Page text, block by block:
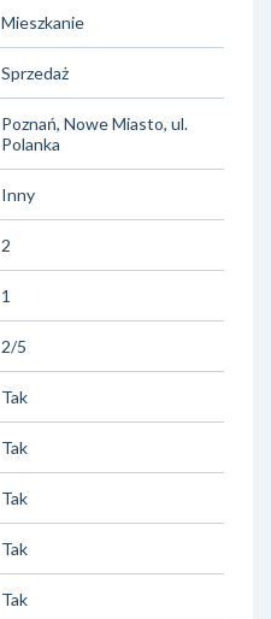
Mieszkanie
Sprzedaż
Poznań, Nowe Miasto, ul.
Polanka
Inny
2
1
2/5
Tak
Tak
Tak
Tak
Tak